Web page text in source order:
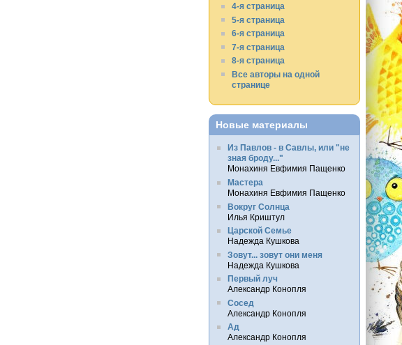
4-я страница
5-я страница
6-я страница
7-я страница
8-я страница
Все авторы на одной
странице
Новые материалы
Из Павлов - в Савлы, или "не
зная броду..."
Монахиня Евфимия Пащенко
Мастера
Монахиня Евфимия Пащенко
Вокруг Солнца
Илья Криштул
Царской Семье
Надежда Кушкова
Зовут... зовут они меня
Надежда Кушкова
Первый луч
Александр Конопля
Сосед
Александр Конопля
Ад
Александр Конопля